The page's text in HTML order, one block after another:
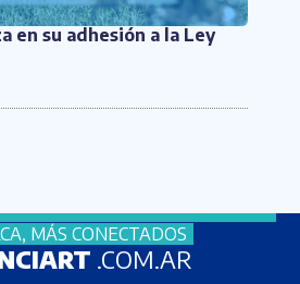
en su adhesión a la Ley
MÁS CONECTADOS
.COM.AR